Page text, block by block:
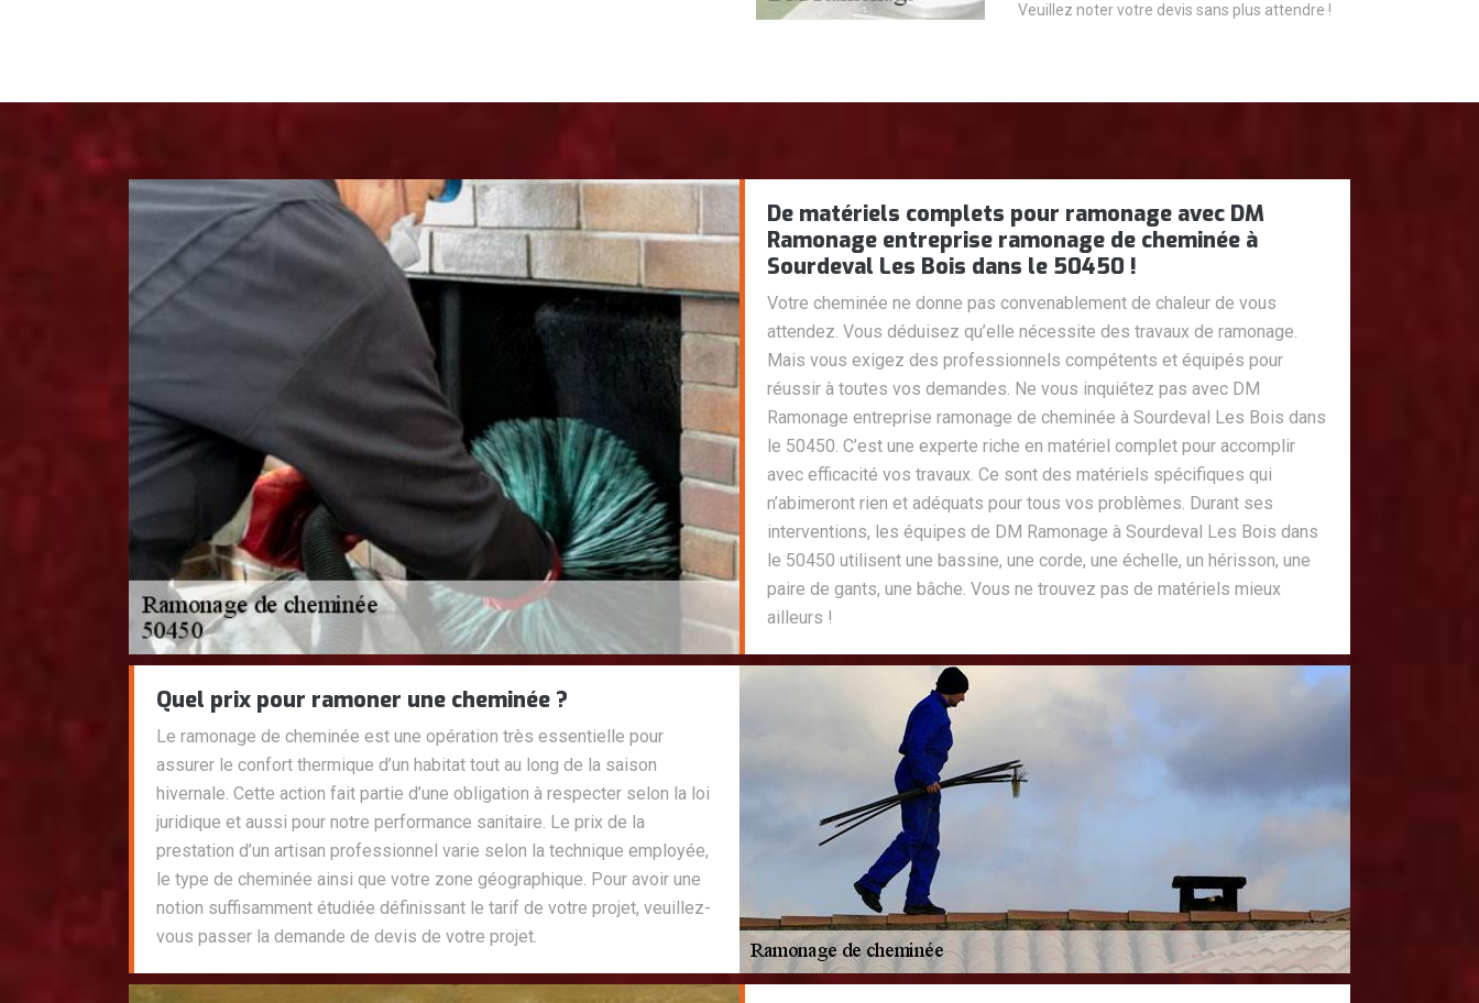
Veuillez noter votre devis sans plus attendre !
De matériels complets pour ramonage avec DM
Ramonage entreprise ramonage de cheminée à
Sourdeval Les Bois dans le 50450 !
Votre cheminée ne donne pas convenablement de chaleur de vous
attendez. Vous déduisez qu’elle nécessite des travaux de ramonage.
Mais vous exigez des professionnels compétents et équipés pour
réussir à toutes vos demandes. Ne vous inquiétez pas avec DM
Ramonage entreprise ramonage de cheminée à Sourdeval Les Bois dans
le 50450. C’est une experte riche en matériel complet pour accomplir
avec efficacité vos travaux. Ce sont des matériels spécifiques qui
n’abimeront rien et adéquats pour tous vos problèmes. Durant ses
interventions, les équipes de DM Ramonage à Sourdeval Les Bois dans
le 50450 utilisent une bassine, une corde, une échelle, un hérisson, une
paire de gants, une bâche. Vous ne trouvez pas de matériels mieux
ailleurs !
Quel prix pour ramoner une cheminée ?
Le ramonage de cheminée est une opération très essentielle pour
assurer le confort thermique d’un habitat tout au long de la saison
hivernale. Cette action fait partie d’une obligation à respecter selon la loi
juridique et aussi pour notre performance sanitaire. Le prix de la
prestation d’un artisan professionnel varie selon la technique employée,
le type de cheminée ainsi que votre zone géographique. Pour avoir une
notion suffisamment étudiée définissant le tarif de votre projet, veuillez-
vous passer la demande de devis de votre projet.